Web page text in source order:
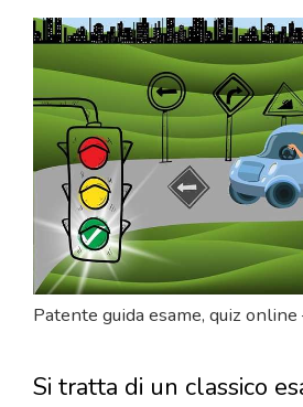
Patente guida esame, quiz
Si tratta di un classico